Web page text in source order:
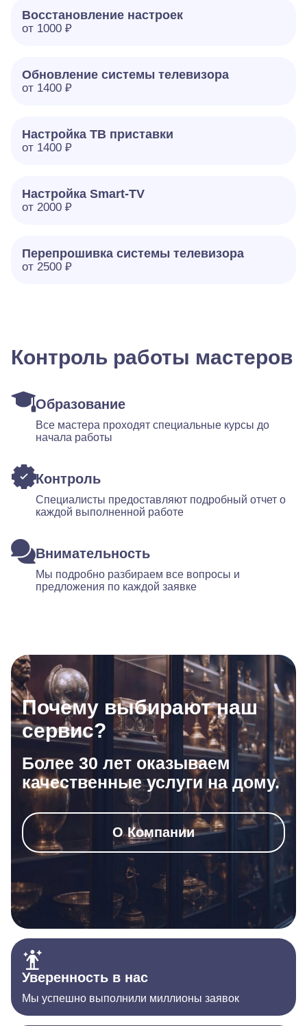
Восстановление настроек
от 1000 ₽
Обновление системы телевизора
от 1400 ₽
Настройка ТВ приставки
от 1400 ₽
Настройка Smart-TV
от 2000 ₽
Перепрошивка системы телевизора
от 2500 ₽
Контроль работы мастеров
Образование
Все мастера проходят специальные курсы до
начала работы
Контроль
Специалисты предоставляют подробный отчет о
каждой выполненной работе
Внимательность
Мы подробно разбираем все вопросы и
предложения по каждой заявке
Почему выбирают наш
сервис?
Более 30 лет оказываем
качественные услуги на дому.
О Компании
Уверенность в нас
Мы успешно выполнили миллионы заявок